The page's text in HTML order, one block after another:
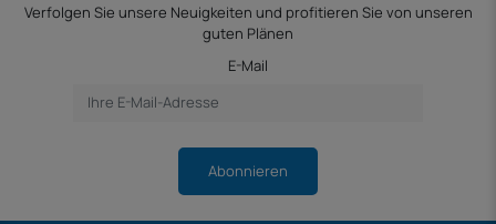
Verfolgen Sie unsere Neuigkeiten und profitieren Sie von unseren
guten Plänen
E-Mail
Abonnieren